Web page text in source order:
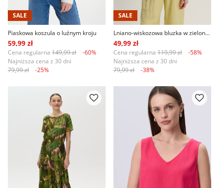
SALE
Piaskowa koszula o luźnym kroju
59,99 zł
Cena regularna 149,99 zł
-60%
Najniższa cena z 30 dni
79,99 zł
-25%
SALE
Lniano-wiskozowa bluzka w zielonym kolorze
49,99 zł
Cena regularna 119,99 zł
-58%
Najniższa cena z 30 dni
79,99 zł
-38%